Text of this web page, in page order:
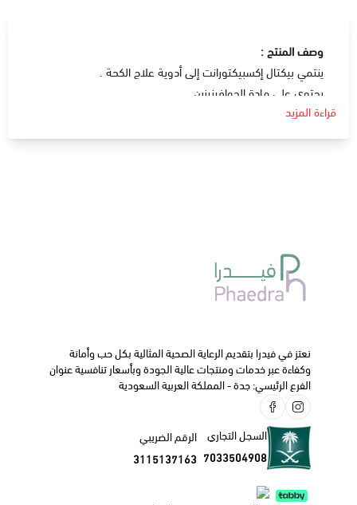
وصف المنتج :
ينتمي بيكتال إكسبيكتورانت إلى أدوية علاج الكحة .
يحتوي على مادة الجوافينيزين .
دواعي الإستعمال:
يستخدم الجوافينيزين لخصائصه الطاردة للبلغم حيث يعمل على
يوميا.
ننصحك دائما بالتواصل مع طبيبك الخاص أو الصيدلي قبل البدء
في استخدام هذا الدواء.
قراءة المزيد
نعتز في فيدرا بتقديم الرعاية الصحية المثالية بكل حب وأمانة
وكفاءة عبر خدمات ومنتجات عالية الجودة وبأسعار تنافسية عنوان
الفرع الرئيسي: جدة - المملكة العربية السعودية
السجل التجاري
7033504908
الرقم الضريبي
3115137163